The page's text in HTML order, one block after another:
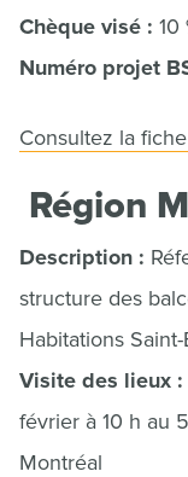
Chèque visé : 10
Numéro projet
Consultez la
Région
Description :
structure des
Habitations
Visite des lieux :
février à 10 h au
Montréal